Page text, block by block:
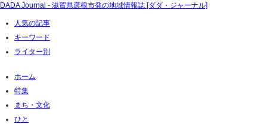
DADA Journal - 滋賀県彦根市発の地域情報誌 [ダダ・ジャーナル]
人気の記事
キーワード
ライター別
ホーム
特集
まち・文化
ひと